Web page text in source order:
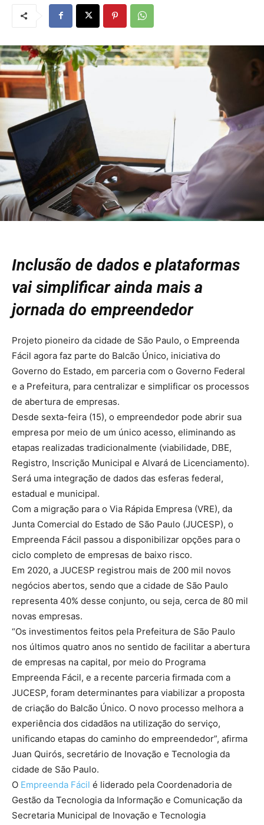
Inclusão de dados e plataformas
vai simplificar ainda mais a
jornada do empreendedor
Projeto pioneiro da cidade de São Paulo, o Empreenda
Fácil agora faz parte do Balcão Único, iniciativa do
Governo do Estado, em parceria com o Governo Federal
e a Prefeitura, para centralizar e simplificar os processos
de abertura de empresas.
Desde sexta-feira (15), o empreendedor pode abrir sua
empresa por meio de um único acesso, eliminando as
etapas realizadas tradicionalmente (viabilidade, DBE,
Registro, Inscrição Municipal e Alvará de Licenciamento).
Será uma integração de dados das esferas federal,
estadual e municipal.
Com a migração para o Via Rápida Empresa (VRE), da
Junta Comercial do Estado de São Paulo (JUCESP), o
Empreenda Fácil passou a disponibilizar opções para o
ciclo completo de empresas de baixo risco.
Em 2020, a JUCESP registrou mais de 200 mil novos
negócios abertos, sendo que a cidade de São Paulo
representa 40% desse conjunto, ou seja, cerca de 80 mil
novas empresas.
“Os investimentos feitos pela Prefeitura de São Paulo
nos últimos quatro anos no sentido de facilitar a abertura
de empresas na capital, por meio do Programa
Empreenda Fácil, e a recente parceria firmada com a
JUCESP, foram determinantes para viabilizar a proposta
de criação do Balcão Único. O novo processo melhora a
experiência dos cidadãos na utilização do serviço,
unificando etapas do caminho do empreendedor”, afirma
Juan Quirós, secretário de Inovação e Tecnologia da
cidade de São Paulo.
O Empreenda Fácil é liderado pela Coordenadoria de
Gestão da Tecnologia da Informação e Comunicação da
Secretaria Municipal de Inovação e Tecnologia